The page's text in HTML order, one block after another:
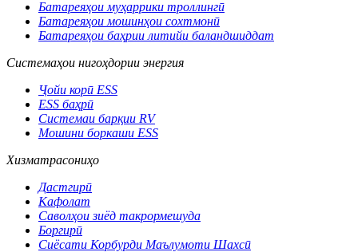
Батареяҳои муҳаррики троллингӣ
Батареяҳои мошинҳои сохтмонӣ
Батареяҳои баҳрии литийи баландшиддат
Системаҳои нигоҳдории энергия
Ҷойи корӣ ESS
ESS баҳрӣ
Системаи барқии RV
Мошини боркаши ESS
Хизматрасониҳо
Дастгирӣ
Кафолат
Саволҳои зиёд такрормешуда
Боргирӣ
Сиёсати Корбурди Маълумоти Шахсӣ